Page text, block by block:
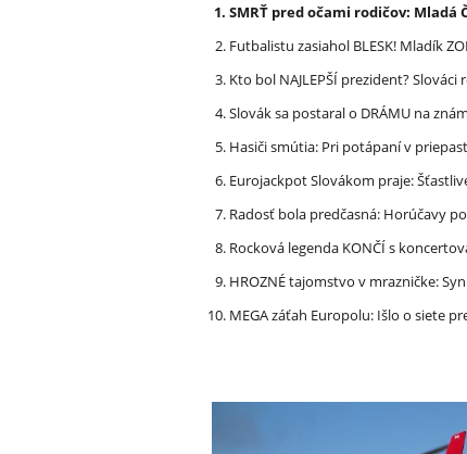
SMRŤ pred očami rodičov: Mladá
Futbalistu zasiahol BLESK! Mladík
Kto bol NAJLEPŠÍ prezident?
Slovák sa postaral o DRÁMU na
Hasiči smútia: Pri potápaní v
Eurojackpot Slovákom praje:
Radosť bola predčasná: Horúčavy
Rocková legenda KONČÍ s
HROZNÉ tajomstvo v mrazničke:
MEGA záťah Europolu: Išlo o siete